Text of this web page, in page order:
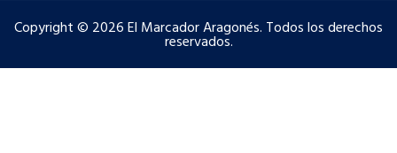
Copyright © 2026 El Marcador Aragonés. Todos los derechos
reservados.